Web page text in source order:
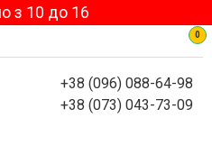
з 10 до 16
0
+38 (096) 088-64-98
+38 (073) 043-73-09